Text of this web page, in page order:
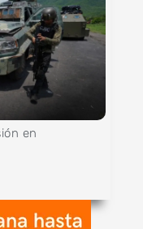
en